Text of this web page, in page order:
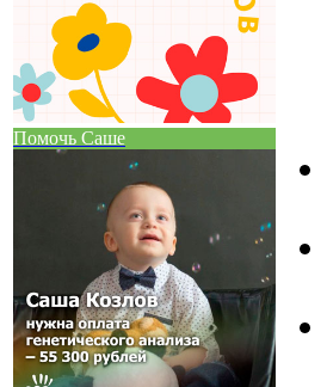
Помочь Саше